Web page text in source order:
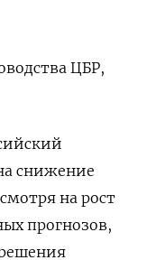
ЦБР,
снижение
на рост
прогнозов,